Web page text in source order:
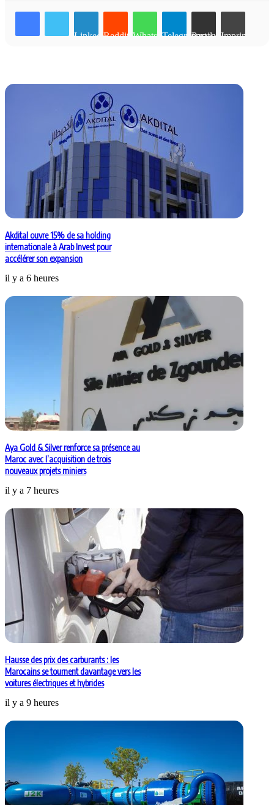
LinkedinReddit WhatsAppTelegramPartager par email Imprimer
Akdital ouvre 15% de sa holding
internationale à Arab Invest pour
accélérer son expansion
il y a 6 heures
Aya Gold & Silver renforce sa présence au
Maroc avec l’acquisition de trois
nouveaux projets miniers
il y a 7 heures
Hausse des prix des carburants : les
Marocains se tournent davantage vers les
voitures électriques et hybrides
il y a 9 heures